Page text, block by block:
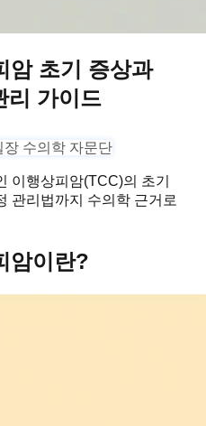
암 초기 증상과
리 가이드
장 수의학 자문단
이행상피암(TCC)의 초기
관리법까지 수의학 근거로
암이란?